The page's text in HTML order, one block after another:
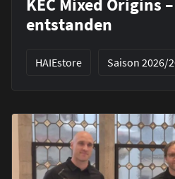
KEC Mixed Origins
entstanden
HAIEstore Saison 2026/